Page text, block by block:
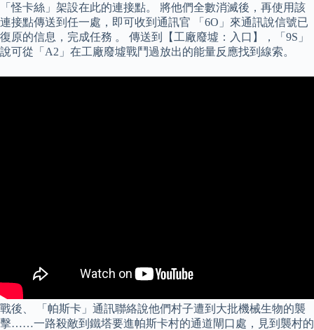
「怪卡絲」架設在此的連接點。 將他們全數消滅後，再使用該
連接點傳送到任一處，即可收到通訊官 「6O」來通訊說信號已
復原的信息，完成任務 。 傳送到【工廠廢墟：入口】，「9S」
說可從「A2」在工廠廢墟戰鬥過放出的能量反應找到線索。
戰後、 「帕斯卡」通訊聯絡說他們村子遭到大批機械生物的襲
擊……一路殺敵到鐵塔要進帕斯卡村的通道閘口處，見到襲村的